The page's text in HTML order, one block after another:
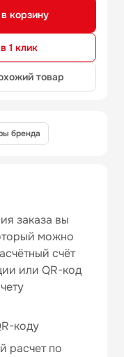
корзину
1 клик
товар
бренда
заказа вы
можно
счёт
или QR-код
коду
расчет по